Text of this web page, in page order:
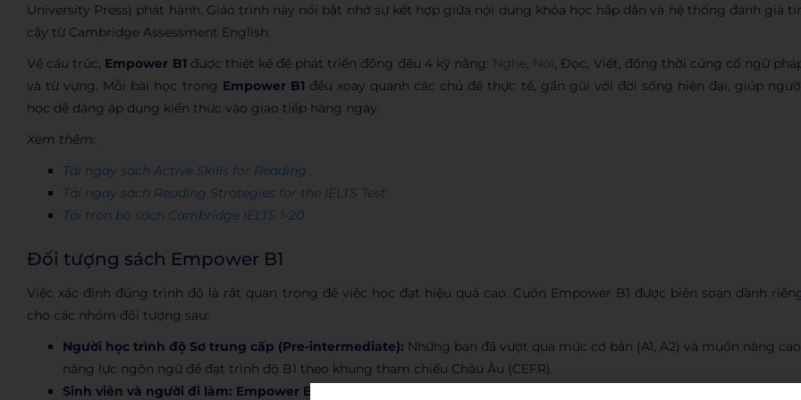
University Press) phát hành. Giáo trình này nổi bật nhờ sự kết hợp giữa nội dung khóa học hấp dẫn và hệ thống đánh giá
cậy từ Cambridge Assessment English.
Về cấu trúc, Empower B1 được thiết kế để phát triển đồng đều 4 kỹ năng: Nghe, Nói, Đọc, Viết, đồng thời củng cố ngữ
và từ vựng. Mỗi bài học trong Empower B1 đều xoay quanh các chủ đề thực tế, gần gũi với đời sống hiện đại, giúp
học dễ dàng áp dụng kiến thức vào giao tiếp hàng ngày.
Xem thêm:
Tải ngay sạch Active Skills for Reading
Tải ngay sách Reading Strategies for the IELTS Test
Tải trọn bộ sách Cambridge IELTS 1-20
Đối tượng sách Empower B1
Việc xác định đúng trình độ là rất quan trọng để việc học đạt hiệu quả cao. Cuốn Empower B1 được biên soạn dành
cho các nhóm đối tượng sau:
Người học trình độ Sơ trung cấp (Pre-intermediate): Những bạn đã vượt qua mức cơ bản (A1, A2) và muốn nâng cao
năng lực ngôn ngữ để đạt trình độ B1 theo khung tham chiếu Châu Âu (CEFR).
Sinh viên và người đi làm: Empower B1